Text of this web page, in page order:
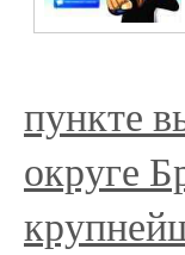
пункте
округе